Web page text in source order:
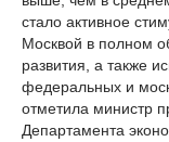
стало активное
Москвой в полном
развития, а также
федеральных и
отметила министр
Департамента